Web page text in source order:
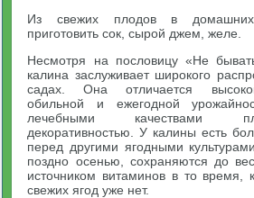
Из свежих плодов в
приготовить сок, сырой джем, желе.
Несмотря на пословицу «Не
калина заслуживает широкого
садах. Она отличается
обильной и ежегодной
лечебными качествами
декоративностью. У калины есть
перед другими ягодными
поздно осенью, сохраняются до
источником витаминов в то время,
свежих ягод уже нет.